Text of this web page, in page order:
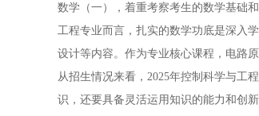
数学（一），着重考察考生的数学基础
工程专业而言，扎实的数学功底是深入
设计等内容。作为专业核心课程，电路
从招生情况来看，2025年控制科学与工
识，还要具备灵活运用知识的能力和创新